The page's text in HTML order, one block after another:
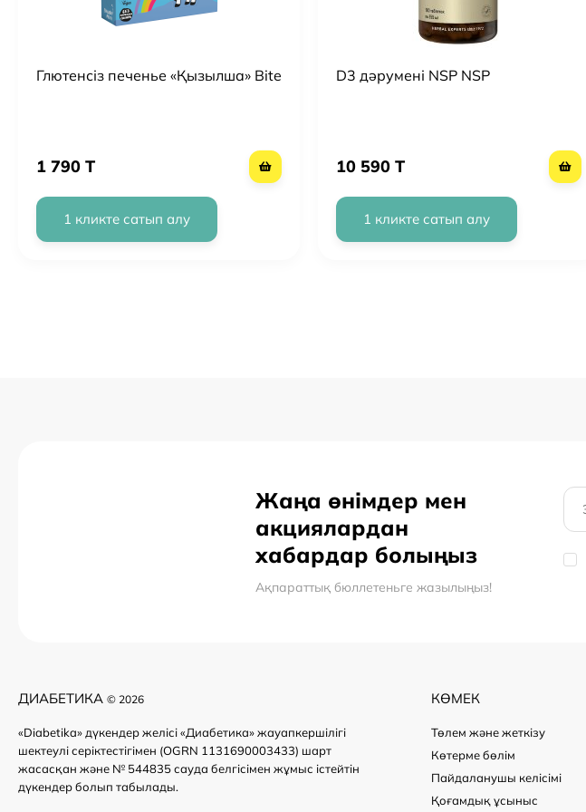
Глютенсіз печенье «Қызылша» Bite
1 790 T
1 кликте сатып алу
D3 дәрумені NSP NSP
10 590 T
1 кликте сатып алу
Жаңа өнімдер мен
акциялардан
хабардар болыңыз
Ақпараттық бюллетеньге жазылыңыз!
ДИАБЕТИКА © 2026
«Diabetika» дүкендер желісі «Диабетика» жауапкершілігі
шектеулі серіктестігімен (OGRN 1131690003433) шарт
жасасқан және № 544835 сауда белгісімен жұмыс істейтін
дүкендер болып табылады.
КӨМЕК
Төлем және жеткізу
Көтерме бөлім
Пайдаланушы келісімі
Қоғамдық ұсыныс